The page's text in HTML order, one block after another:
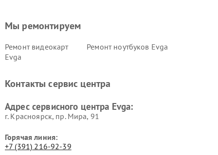
Мы ремонтируем
Ремонт видеокарт
Evga
Ремонт ноутбуков Evga
Контакты сервис центра
Адрес сервисного центра Evga:
г. Красноярск, ​пр. Мира, 91
Горячая линия:
+7 (391) 216-92-39